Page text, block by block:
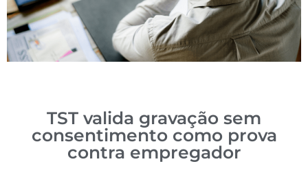
TST valida gravação sem
consentimento como prova
contra empregador